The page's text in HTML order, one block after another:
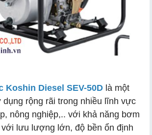
Koshin Diesel SEV-50D là một
rộng rãi trong nhiều lĩnh vực
nông nghiệp,.. với khả năng bơm
lưu lượng lớn, độ bền ổn định